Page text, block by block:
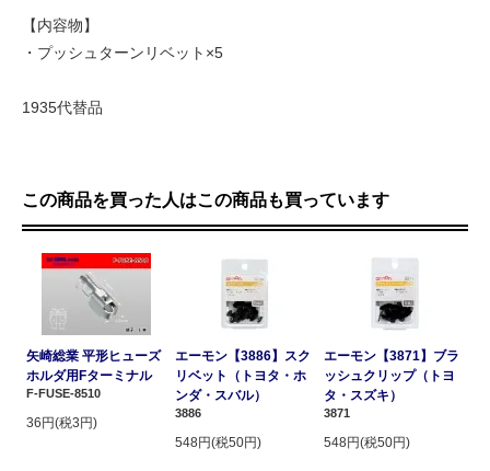
【内容物】
・プッシュターンリベット×5
1935代替品
この商品を買った人はこの商品も買っています
矢崎総業 平形ヒューズ
ホルダ用Fターミナル
F-FUSE-8510
36円(税3円)
エーモン【3886】スク
リベット（トヨタ・ホ
ンダ・スバル）
3886
548円(税50円)
エーモン【3871】ブラ
ッシュクリップ（トヨ
タ・スズキ）
3871
548円(税50円)